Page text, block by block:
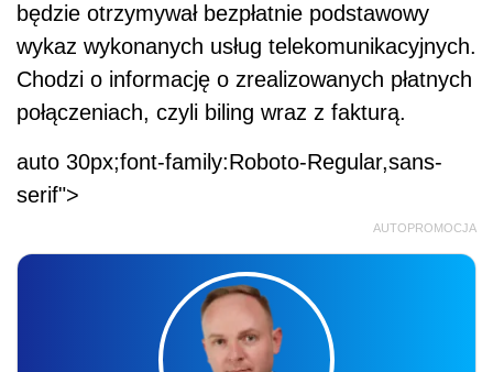
będzie otrzymywał bezpłatnie podstawowy
wykaz wykonanych usług telekomunikacyjnych.
Chodzi o informację o zrealizowanych płatnych
połączeniach, czyli biling wraz z fakturą.
auto 30px;font-family:Roboto-Regular,sans-
serif">
AUTOPROMOCJA